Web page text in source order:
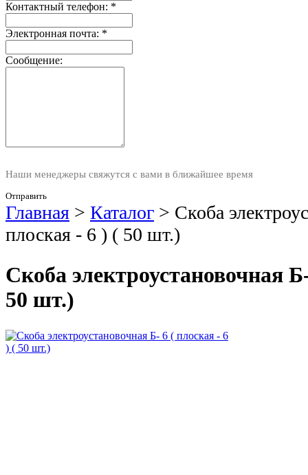
Контактный телефон: *
Электронная почта: *
Сообщение:
Наши менеджеры свяжутся с вами в ближайшее время
Отправить
Главная > Каталог > Скоба
плоская - 6 ) ( 50 шт.)
Скоба электроустановочная
50 шт.)